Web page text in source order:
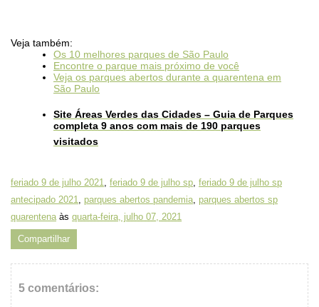
Veja também:
Os 10 melhores parques de São Paulo
Encontre o parque mais próximo de você
Veja os parques abertos durante a quarentena em
São Paulo
Site Áreas Verdes das Cidades – Guia de Parques
completa 9 anos com mais de 190 parques
visitados
feriado 9 de julho 2021 feriado 9 de julho sp feriado 9 de julho sp
antecipado 2021
parques abertos pandemia parques abertos sp
quarentena às quarta-feira, julho 07, 2021
Compartilhar
5 comentários: